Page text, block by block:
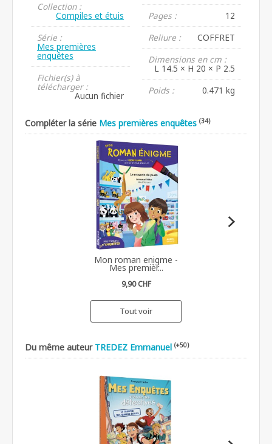
Collection :
Compiles et étuis
Série :
Mes premières
enquêtes
Fichier(s) à
télécharger :
Aucun fichier
Pages :
12
Reliure :
COFFRET
Dimensions en cm :
L 14.5 × H 20 × P 2.5
Poids :
0.471 kg
Compléter la série Mes premières enquêtes (34)
Mon roman enigme -
Mes premièr...
9,90 CHF
Tout voir
Du même auteur TREDEZ Emmanuel (+50)